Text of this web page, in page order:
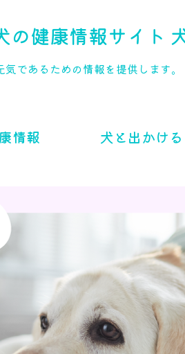
の健康情報サイト
であるための情報を提供します。
情報 犬と出かける